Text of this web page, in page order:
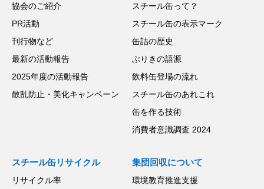
協会のご紹介
PR活動
刊行物など
最新の活動報告
2025年度の活動報告
散乱防止・美化キャンペーン
スチール缶って？
スチール缶の表示マーク
缶詰の歴史
ぶりきの語源
飲料缶登場の流れ
スチール缶のあれこれ
缶を作る技術
消費者意識調査 2024
スチール缶リサイクル
リサイクル率
集団回収について
環境教育推進支援